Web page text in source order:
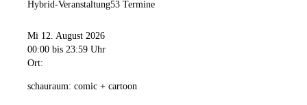
Hybrid-Veranstaltung53 Termine
Mi 12. August 2026
00:00 bis 23:59 Uhr
Ort:
schauraum: comic + cartoon